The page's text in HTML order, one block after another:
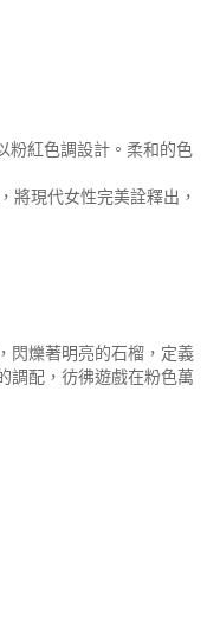
粉紅色調設計。柔和的色
將現代女性完美詮釋出，
閃爍著明亮的石榴，定義
調配，彷彿遊戲在粉色萬